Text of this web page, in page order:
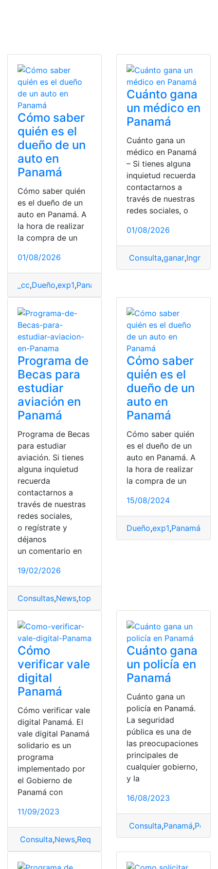
Cómo saber
quién es el
dueño de un
auto en
Panamá
Cómo saber quién
es el dueño de un
auto en Panamá. A
la hora de realizar
la compra de un
01/08/2026
_cc,Dueño,exp1,Panamá
Cuánto gana
un médico en
Panamá
Cuánto gana un
médico en Panamá
– Si tienes alguna
inquietud recuerda
contactarnos a
través de nuestras
redes sociales, o
01/08/2026
Consulta,ganar,
Programa de
Becas para
estudiar
aviación en
Panamá
Programa de Becas
para estudiar
aviación. Si tienes
alguna inquietud
recuerda
contactarnos a
través de nuestras
redes sociales,
o regístrate y
déjanos
un comentario en
19/02/2026
Consultas,News,top2
Cómo saber
quién es el
dueño de un
auto en
Panamá
Cómo saber quién
es el dueño de un
auto en Panamá. A
la hora de realizar
la compra de un
15/08/2024
Dueño,exp1,Panamá
Cómo
verificar vale
digital
Panamá
Cómo verificar vale
digital Panamá. El
vale digital Panamá
solidario es un
programa
implementado por
el Gobierno de
Panamá con
11/09/2023
Consulta,News,Requisitos ,top2
Cuánto gana
un policía en
Panamá
Cuánto gana un
policía en Panamá.
La seguridad
pública es una de
las preocupaciones
principales de
cualquier gobierno,
y la
16/08/2023
Consulta,Panamá,